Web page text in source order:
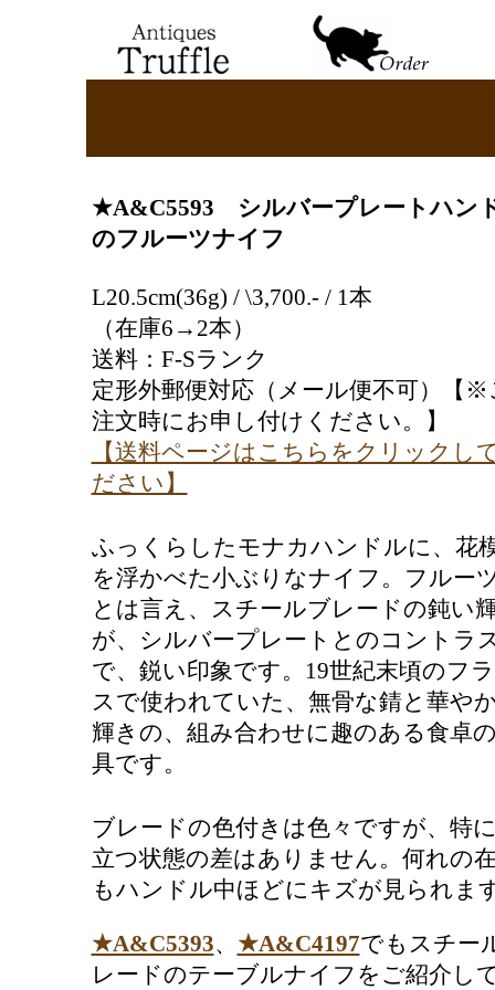
★A&C5593
シルバープレートハン
のフルーツナイフ
L20.5cm(36g) / \3,700.- / 1本
（在庫6→2本）
送料：F-Sランク
定形外郵便対応（メール便不可）【※
注文時にお申し付けください。】
【送料ページはこちらをクリックし
ださい】
ふっくらしたモナカハンドルに、花
を浮かべた小ぶりなナイフ。フルー
とは言え、スチールブレードの鈍い
が、シルバープレートとのコントラ
で、鋭い印象です。19世紀末頃のフ
スで使われていた、無骨な錆と華や
輝きの、組み合わせに趣のある食卓
具です。
ブレードの色付きは色々ですが、特
立つ状態の差はありません。何れの
もハンドル中ほどにキズが見られま
★A&C5393、 ★A&C4197でもスチー
レードのテーブルナイフをご紹介し